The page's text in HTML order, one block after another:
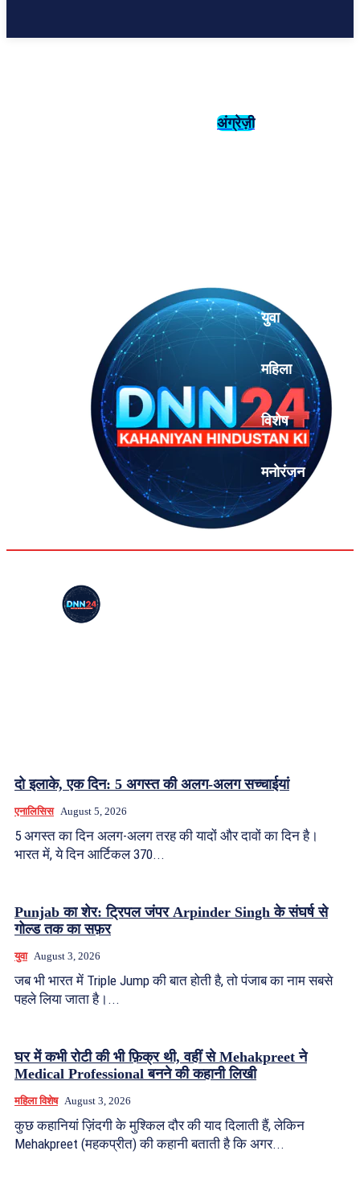
अंग्रेज़ी
युवा
महिला
विशेष
मनोरंजन
दो इलाके, एक दिन: 5 अगस्त की अलग-अलग सच्चाईयां
एनालिसिस August 5, 2026
5 अगस्त का दिन अलग-अलग तरह की यादों और दावों का दिन है।
भारत में, ये दिन आर्टिकल 370...
Punjab का शेर: ट्रिपल जंपर Arpinder Singh के संघर्ष से
गोल्ड तक का सफ़र
युवा August 3, 2026
जब भी भारत में Triple Jump की बात होती है, तो पंजाब का नाम सबसे
पहले लिया जाता है।...
घर में कभी रोटी की भी फ़िक्र थी, वहीं से Mehakpreet ने
Medical Professional बनने की कहानी लिखी
महिला विशेष August 3, 2026
कुछ कहानियां ज़िंदगी के मुश्किल दौर की याद दिलाती हैं, लेकिन
Mehakpreet (महकप्रीत) की कहानी बताती है कि अगर...